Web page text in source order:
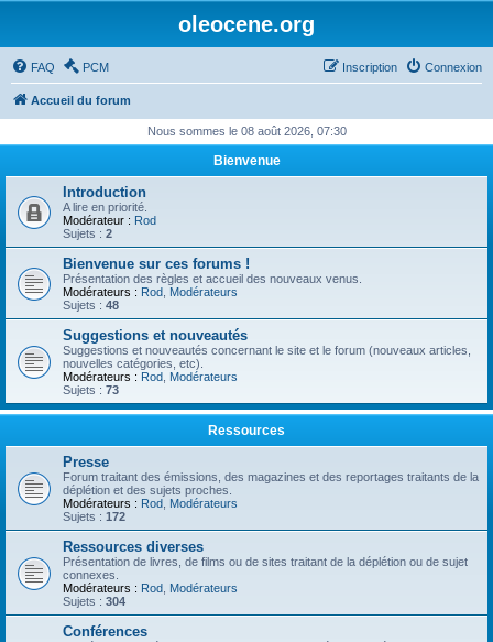
oleocene.org
FAQ PCM Connexion
Inscription
Accueil du forum
Nous sommes le 08 août 2026, 07:30
Bienvenue
Introduction
A lire en priorité.
Modérateur : Rod
Sujets : 2
Bienvenue sur ces forums !
Présentation des règles et accueil des nouveaux venus.
Modérateurs : Rod Modérateurs
Sujets : 48
Suggestions et nouveautés
Suggestions et nouveautés concernant le site et le forum (nouveaux articles,
nouvelles catégories, etc).
Modérateurs : Rod Modérateurs
Sujets : 73
Ressources
Presse
Forum traitant des émissions, des magazines et des reportages traitants de la
déplétion et des sujets proches.
Modérateurs : Rod Modérateurs
Sujets : 172
Ressources diverses
Présentation de livres, de films ou de sites traitant de la déplétion ou de sujet
connexes.
Modérateurs : Rod Modérateurs
Sujets : 304
Conférences